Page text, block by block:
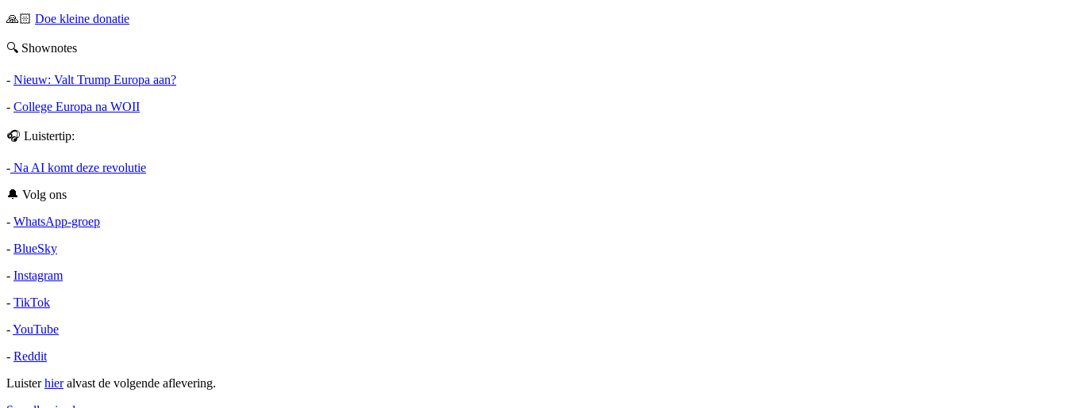
🙏🏻 ⁠⁠⁠⁠Doe kleine donatie
🔍 Shownotes
- Nieuw: Valt Trump Europa aan?
- College Europa na WOII
🎧 Luistertip:
- Na AI komt deze revolutie
🔔 Volg ons
- WhatsApp-groep
- BlueSky
- Instagram
- TikTok
-YouTube
- Reddit
Luisterhieralvast de volgende aflevering.